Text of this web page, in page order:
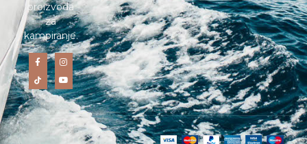
proizvoda
za
kampiranje.